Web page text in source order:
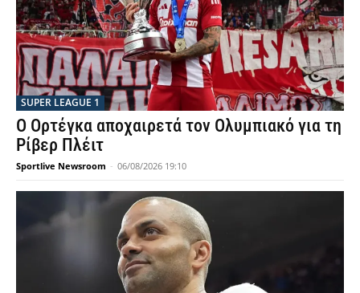
SUPER LEAGUE 1
Ο Ορτέγκα αποχαιρετά τον Ολυμπιακό για τη
Ρίβερ Πλέιτ
Sportlive Newsroom - 06/08/2026 19:10